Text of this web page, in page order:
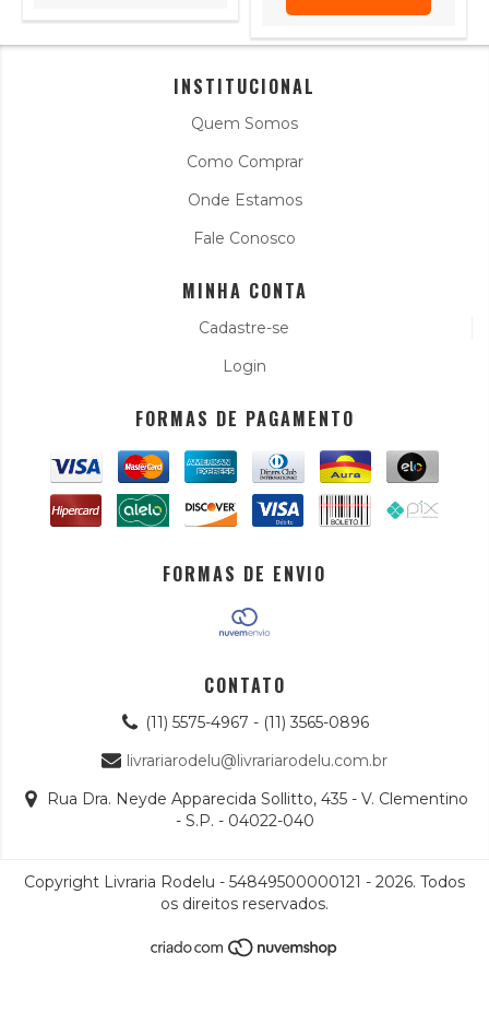
INSTITUCIONAL
Quem Somos
Como Comprar
Onde Estamos
Fale Conosco
MINHA CONTA
Cadastre-se
Login
FORMAS DE PAGAMENTO
FORMAS DE ENVIO
CONTATO
(11) 5575-4967 - (11) 3565-0896
livrariarodelu@livrariarodelu.com.br
Rua Dra. Neyde Apparecida Sollitto, 435 - V. Clementino
- S.P. - 04022-040
Copyright Livraria Rodelu - 54849500000121 - 2026. Todos
os direitos reservados.